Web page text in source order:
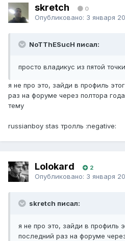
skretch 0
Опубликовано: 3 января
NoTThESucH писал:
просто владикус из пятой
я не про это, зайди в профиль
раз на форуме через полтора
тему
russianboy stas тролль :negative:
Lolokard 2
Опубликовано: 3 января
skretch писал:
я не про это, зайди в профиль
последний раз на форуме